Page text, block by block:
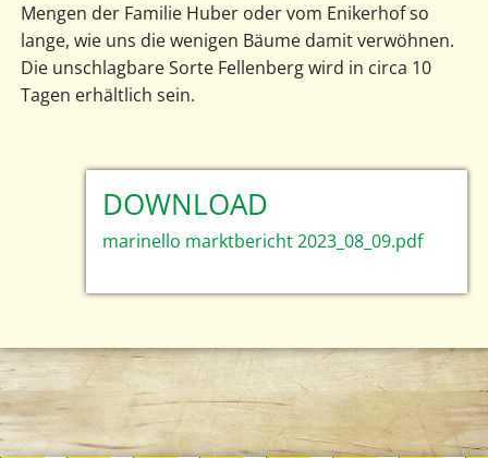
Mengen der Familie Huber oder vom Enikerhof so
lange, wie uns die wenigen Bäume damit verwöhnen.
Die unschlagbare Sorte Fellenberg wird in circa 10
Tagen erhältlich sein.
DOWNLOAD
marinello marktbericht 2023_08_09.pdf